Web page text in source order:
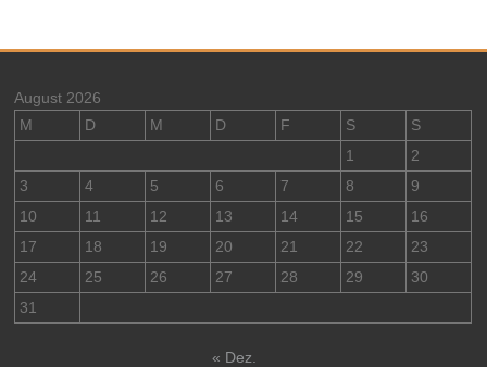
August 2026
M
D M D F S
S
1
2
3
4 5 6 7 8
9
10
11 12 13 14 15
16
17
18 19 20 21 22
23
24
25 26 27 28 29
30
31
« Dez.